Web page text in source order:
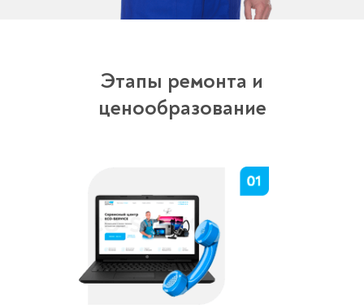
Этапы ремонта и
ценообразование